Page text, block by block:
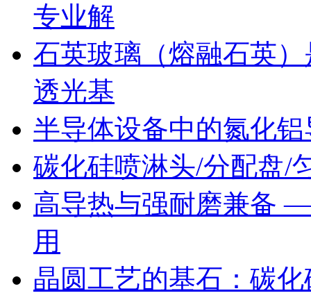
专业解
石英玻璃（熔融石英
透光基
半导体设备中的氮化
碳化硅喷淋头/分配盘/
高导热与强耐磨兼备
用
晶圆工艺的基石：碳